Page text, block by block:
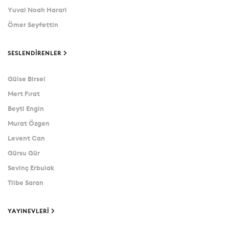
Yuval Noah Harari
Ömer Seyfettin
SESLENDIRENLER
Gülse Birsel
Mert Fırat
Beyti Engin
Murat Özgen
Levent Can
Gürsu Gür
Sevinç Erbulak
Tilbe Saran
YAYINEVLERI